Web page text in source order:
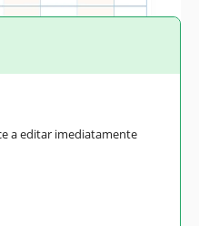
a editar imediatamente